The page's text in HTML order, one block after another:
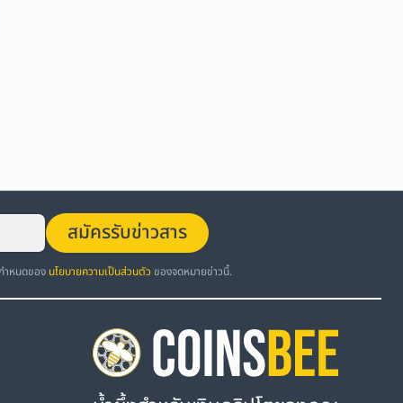
สมัครรับข่าวสาร
ำหนดของ นโยบายความเป็นส่วนตัว ของจดหมายข่าวนี้.